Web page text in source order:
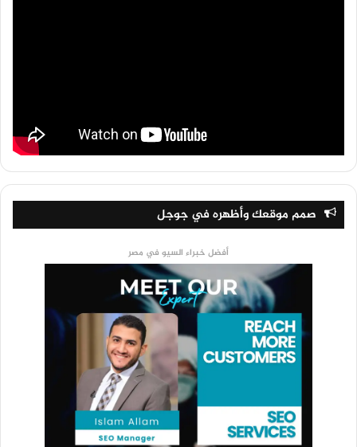
صمم موقعك وأظهره في جوجل
أفضل خبراء السيو في مصر